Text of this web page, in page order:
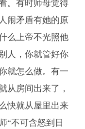
。有时师母觉得
闹矛盾有她的原
么上帝不光照他
人，你就管好你
就怎么做。有一
从房间出来了，
快就从屋里出来
“不可含怒到日